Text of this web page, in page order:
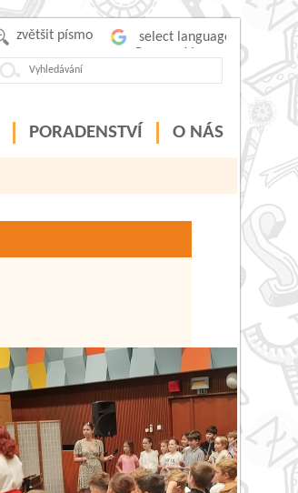
zvětšit písmo
PORADENSTVÍ O NÁS